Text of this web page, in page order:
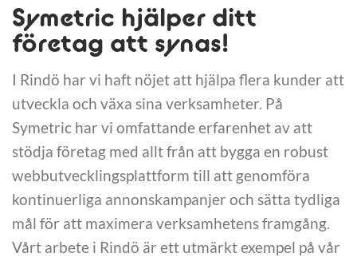
Symetric hjälper ditt
företag att synas!
I Rindö har vi haft nöjet att hjälpa flera kunder att
utveckla och växa sina verksamheter. På
Symetric har vi omfattande erfarenhet av att
stödja företag med allt från att bygga en robust
webbutvecklingsplattform till att genomföra
kontinuerliga annonskampanjer och sätta tydliga
mål för att maximera verksamhetens framgång.
Vårt arbete i Rindö är ett utmärkt exempel på vår